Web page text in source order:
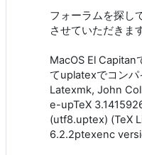
フォーラムを探し
させていただきま
MacOS El Capitan
てuplatexでコン
Latexmk, John
e-upTeX
(utf8.uptex) (TeX
6.2.2ptexenc